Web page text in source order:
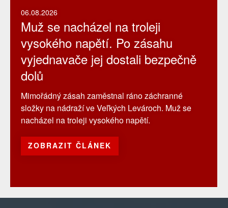
06.08.2026
Muž se nacházel na troleji
vysokého napětí. Po zásahu
vyjednavače jej dostali bezpečně
dolů
Mimořádný zásah zaměstnal ráno záchranné
složky na nádraží ve Veľkých Levároch. Muž se
nacházel na troleji vysokého napětí.
ZOBRAZIT ČLÁNEK